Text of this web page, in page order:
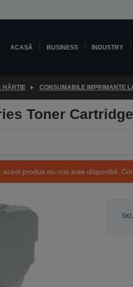
ACASĂ BUSINESS INDUSTRY
HÂRTIE CONSUMABILE IMPRIMANTE
Toner
produs nu mai este disponibil.